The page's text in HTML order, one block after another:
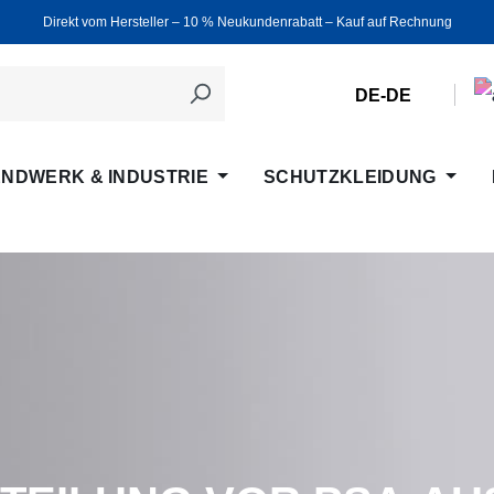
Direkt vom Hersteller ‒ 10 % Neukundenrabatt ‒ Kauf auf Rechnung
DE-DE
& INDUSTRIE SCHUTZKLEIDUNG